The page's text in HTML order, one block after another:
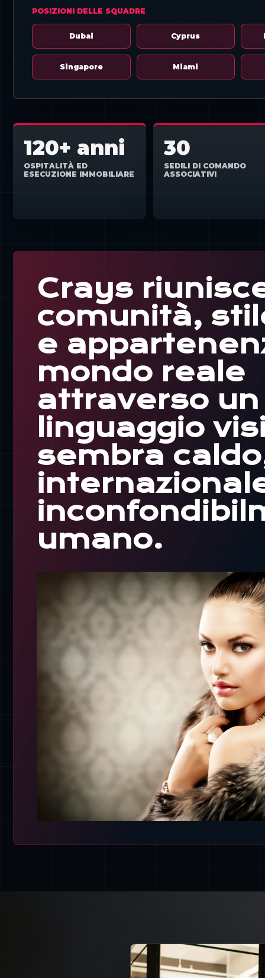
POSIZIONI DELLE SQUADRE
Dubai Cyprus
Singapore Miami
120+ anni
OSPITALITÀ ED
ESECUZIONE IMMOBILIARE
30
SEDILI DI COMANDO
ASSOCIATIVI
Crays
comunità,
e
mondo reale
attraverso un
linguaggio
sembra
umano.